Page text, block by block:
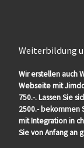
Weiterbildung
Wir erstellen auch
Webseite mit
750.-. Lassen Sie
2500.- bekommen
mit Integration in
Sie von Anfang an